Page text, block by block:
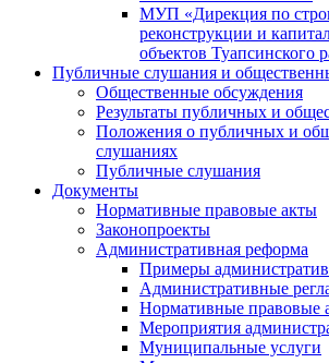
МУП «Дирекция по
реконструкции и
объектов Туапсинского
Публичные слушания и
Общественные обсуждения
Результаты публичных и
Положения о публичных и
слушаниях
Публичные слушания
Документы
Нормативные правовые акты
Законопроекты
Административная реформа
Примеры
Административные
Нормативные правовые
Мероприятия
Муниципальные услуги